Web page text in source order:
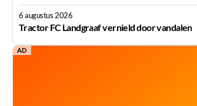
6 augustus 2026
Tractor FC Landgraaf vernield door vandalen
AD